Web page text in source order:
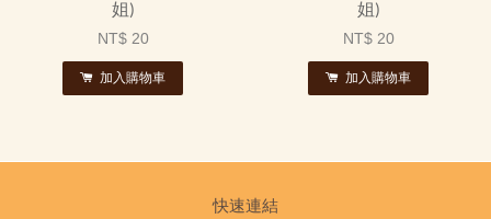
姐)
NT$ 20
加入購物車
姐)
NT$ 20
加入購物車
快速連結